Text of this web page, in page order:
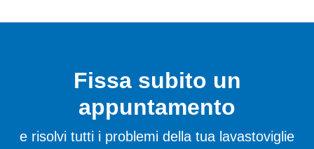
Fissa subito un
appuntamento
e risolvi tutti i problemi della tua lavastoviglie